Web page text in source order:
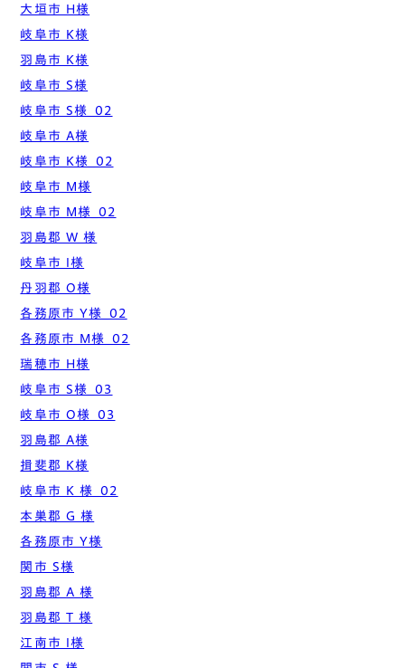
大垣市 H様
岐阜市 K様
羽島市 K様
岐阜市 S様
岐阜市 S様_02
岐阜市 A様
岐阜市 K様_02
岐阜市 M様
岐阜市 M様_02
羽島郡 W 様
岐阜市 I様
丹羽郡 O様
各務原市 Y様_02
各務原市 M様_02
瑞穂市 H様
岐阜市 S様_03
岐阜市 O様_03
羽島郡 A様
揖斐郡 K様
岐阜市 K 様_02
本巣郡 G 様
各務原市 Y様
関市 S様
羽島郡 A 様
羽島郡 T 様
江南市 I様